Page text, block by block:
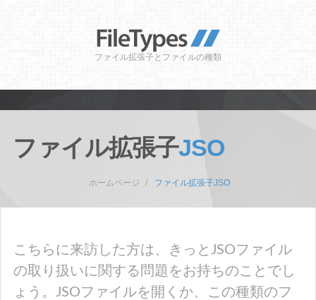
ファイル拡張子とファイルの種類
ファイル拡張子JSO
ホームページ ファイル拡張子JSO
こちらに来訪した方は、きっとJSOファイル
の取り扱いに関する問題をお持ちのことでし
ょう。JSOファイルを開くか、この種類のフ